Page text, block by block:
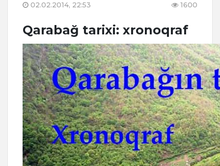
02.02.2014, 22:53 1600
Qarabağ tarixi: xronoqraf